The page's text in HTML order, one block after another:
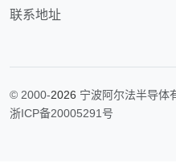
联系地址
© 2000-2026 宁波阿尔法半导体
浙ICP备20005291号